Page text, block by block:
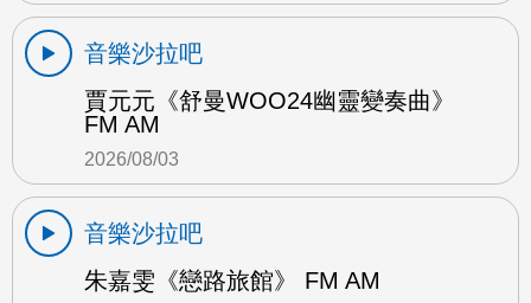
音樂沙拉吧
賈元元《舒曼WOO24幽靈變奏曲》
FM AM
2026/08/03
音樂沙拉吧
朱嘉雯《戀路旅館》 FM AM